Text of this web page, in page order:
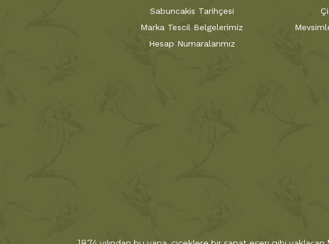
Sabuncakis Tarihçesi
Marka Tescil Belgelerimiz
Hesap Numaralarımız